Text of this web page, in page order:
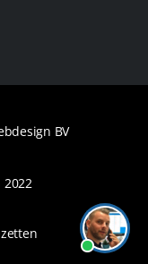
BV
2022